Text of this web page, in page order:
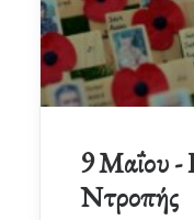
9 Μαΐου -
Ντροπής